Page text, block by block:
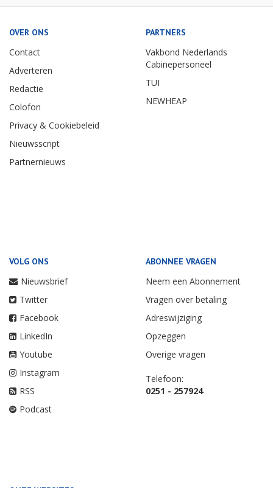
OVER ONS
Contact
Adverteren
Redactie
Colofon
Privacy & Cookiebeleid
Nieuwsscript
Partnernieuws
PARTNERS
Vakbond Nederlands
Cabinepersoneel
TUI
NEWHEAP
VOLG ONS
Nieuwsbrief
Twitter
Facebook
LinkedIn
Youtube
Instagram
RSS
Podcast
ABONNEE VRAGEN
Neem een Abonnement
Vragen over betaling
Adreswijziging
Opzeggen
Overige vragen
Telefoon:
0251 - 257924